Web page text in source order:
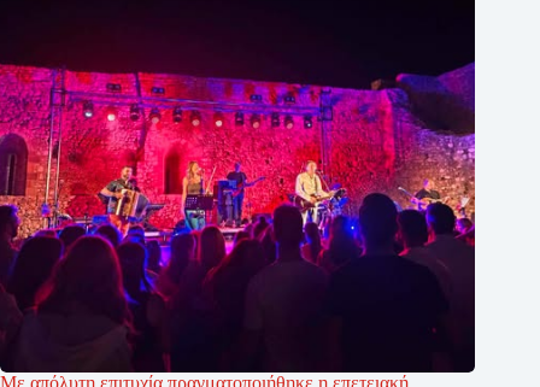
Με απόλυτη επιτυχία πραγματοποιήθηκε η επετειακή